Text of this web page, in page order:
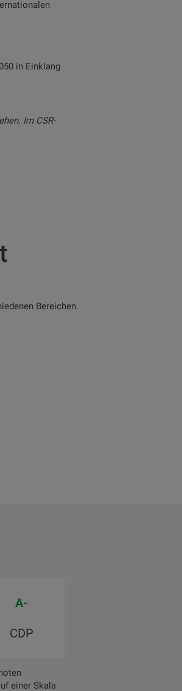
in Einklang
Im CSR-
Bereichen.
A-
CDP
einer Skala